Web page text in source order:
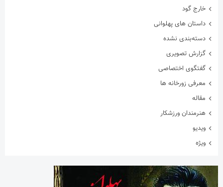
خارج گود
داستان های پهلوانی
دسته‌بندی نشده
گزارش تصویری
گفتگوی اختصاصی
معرفی زورخانه ها
مقاله
هنرمندان ورزشکار
ویدیو
ویژه